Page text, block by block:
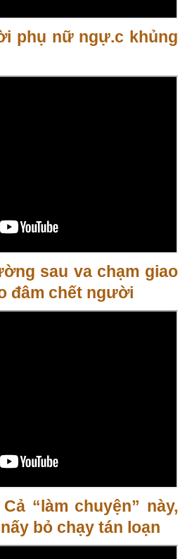
phụ nữ ngự.c khủng
sau va chạm giao
đâm chết người
“làm chuyện” này,
bỏ chạy tán loạn